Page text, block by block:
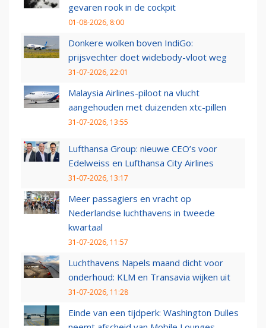
gevaren rook in de cockpit
01-08-2026, 8:00
Donkere wolken boven IndiGo:
prijsvechter doet widebody-vloot weg
31-07-2026, 22:01
Malaysia Airlines-piloot na vlucht
aangehouden met duizenden xtc-pillen
31-07-2026, 13:55
Lufthansa Group: nieuwe CEO’s voor
Edelweiss en Lufthansa City Airlines
31-07-2026, 13:17
Meer passagiers en vracht op
Nederlandse luchthavens in tweede
kwartaal
31-07-2026, 11:57
Luchthavens Napels maand dicht voor
onderhoud: KLM en Transavia wijken uit
31-07-2026, 11:28
Einde van een tijdperk: Washington Dulles